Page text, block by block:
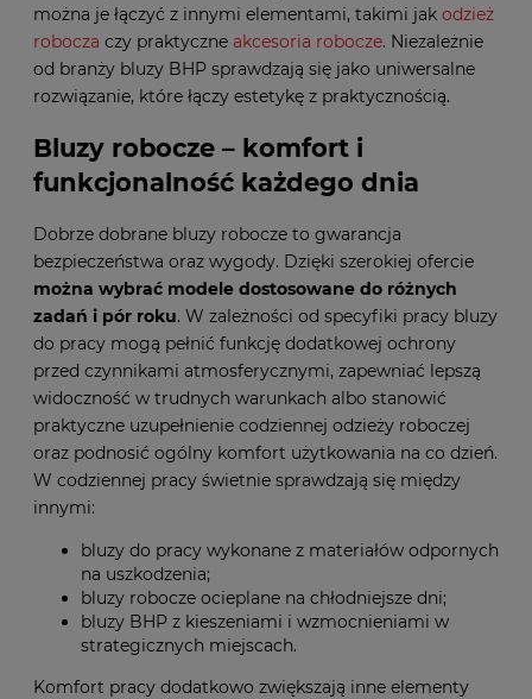
można je łączyć z innymi elementami, takimi jak odzież
robocza czy praktyczne akcesoria robocze. Niezależnie
od branży bluzy BHP sprawdzają się jako uniwersalne
rozwiązanie, które łączy estetykę z praktycznością.
Bluzy robocze – komfort i
funkcjonalność każdego dnia
Dobrze dobrane bluzy robocze to gwarancja
bezpieczeństwa oraz wygody. Dzięki szerokiej ofercie
można wybrać modele dostosowane do różnych
zadań i pór roku. W zależności od specyfiki pracy bluzy
do pracy mogą pełnić funkcję dodatkowej ochrony
przed czynnikami atmosferycznymi, zapewniać lepszą
widoczność w trudnych warunkach albo stanowić
praktyczne uzupełnienie codziennej odzieży roboczej
oraz podnosić ogólny komfort użytkowania na co dzień.
W codziennej pracy świetnie sprawdzają się między
innymi:
bluzy do pracy wykonane z materiałów odpornych
na uszkodzenia;
bluzy robocze ocieplane na chłodniejsze dni;
bluzy BHP z kieszeniami i wzmocnieniami w
strategicznych miejscach.
Komfort pracy dodatkowo zwiększają inne elementy